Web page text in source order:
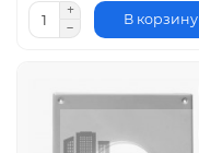
В корзину